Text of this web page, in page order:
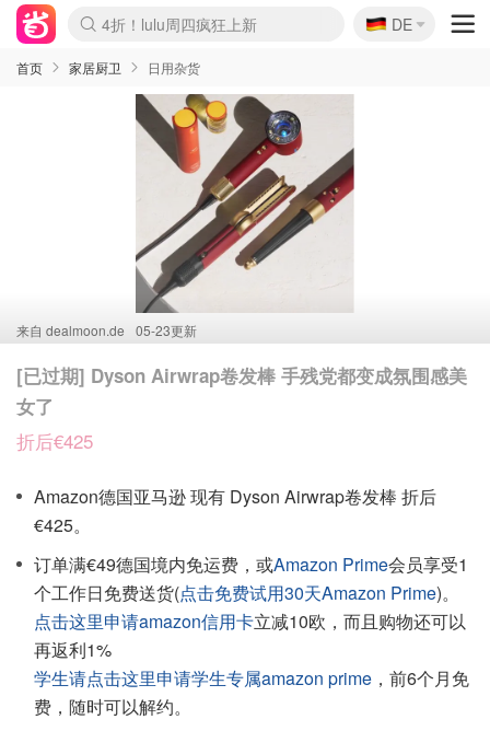
Boticinal 夏促开抢！
4折！lulu周四疯狂上新
还没结束！&OtherStories大促
Joybuy变相75折 随时失效
速领！Stanley独家85折
疑似霸哥！Camper额外叠85折
Zalando 奥莱闪促！每日更新
Moncler反季囤！5折起+叠9折
Coach Brooklyn仅€192
🇩🇪
DE
首页 家居厨卫 日用杂货
来自 dealmoon.de 05-23更新
[已过期] Dyson Airwrap卷发棒 手残党都变成氛围感美
女了
折后€425
Amazon德国亚马逊 现有 Dyson Airwrap卷发棒 折后
€425。
订单满€49德国境内免运费，或Amazon Prime会员享受1
个工作日免费送货(点击免费试用30天Amazon Prime)。
点击这里申请amazon信用卡立减10欧，而且购物还可以
再返利1%
学生请点击这里申请学生专属amazon prime ，前6个月免
费，随时可以解约。